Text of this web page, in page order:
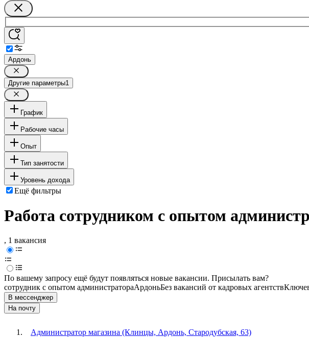
Ардонь
Другие параметры1
График
Рабочие часы
Опыт
Тип занятости
Уровень дохода
Ещё фильтры
Работа сотрудником с опытом
, 1 вакансия
По вашему запросу ещё будут появляться новые вакансии. Присылать вам?
сотрудник с опытом администратораАрдоньБез вакансий от кадровых агентств
В мессенджер
На почту
Администратор магазина (Клинцы, Ардонь, Стародубская, 63)